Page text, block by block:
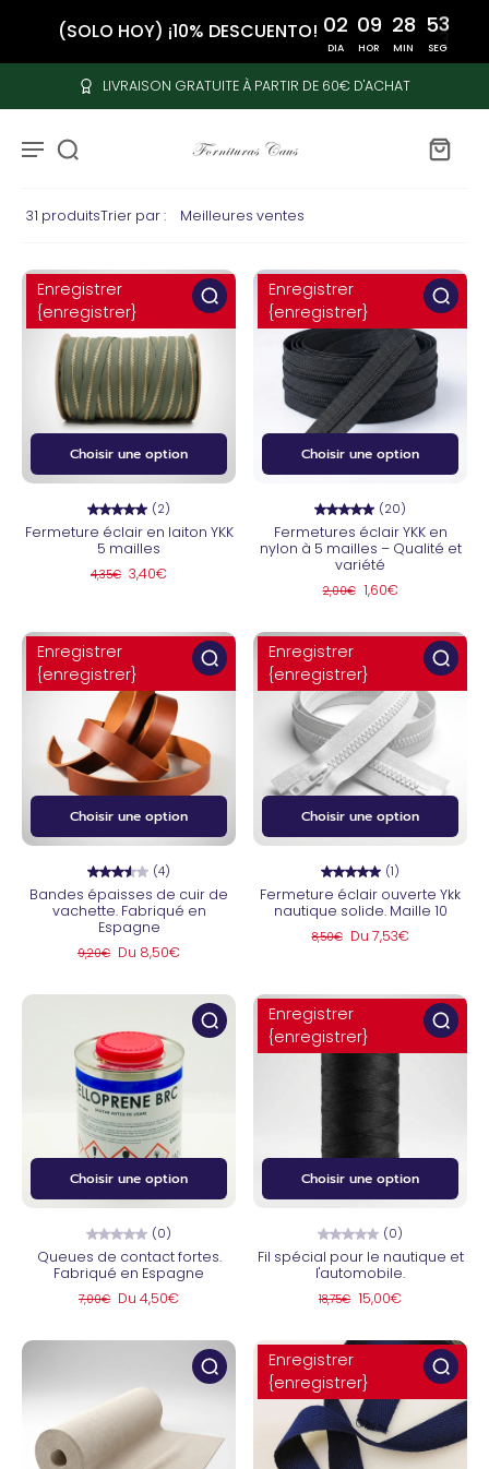
LIVRAISON GRATUITE À PARTIR DE 60€ D'ACHAT
31 produitsTrier par :
Choisir une option
Enregistrer
{enregistrer}
(2)
Fermeture éclair en laiton YKK
5 mailles
4,35€ 3,40€
Choisir une option
Enregistrer
{enregistrer}
(20)
Fermetures éclair YKK en
nylon à 5 mailles – Qualité et
variété
2,00€ 1,60€
Choisir une option
Enregistrer
{enregistrer}
(4)
Bandes épaisses de cuir de
vachette. Fabriqué en
Espagne
9,20€ Du 8,50€
Choisir une option
Enregistrer
{enregistrer}
(1)
Fermeture éclair ouverte Ykk
nautique solide. Maille 10
8,50€ Du 7,53€
Choisir une option
(0)
Queues de contact fortes.
Fabriqué en Espagne
7,00€ Du 4,50€
Choisir une option
Enregistrer
{enregistrer}
(0)
Fil spécial pour le nautique et
l'automobile.
18,75€ 15,00€
Enregistrer
{enregistrer}